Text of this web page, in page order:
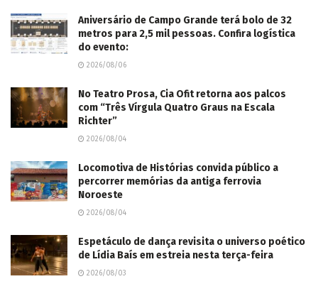
Aniversário de Campo Grande terá bolo de 32
metros para 2,5 mil pessoas. Confira logística
do evento:
2026/08/06
No Teatro Prosa, Cia Ofit retorna aos palcos
com “Três Vírgula Quatro Graus na Escala
Richter”
2026/08/04
Locomotiva de Histórias convida público a
percorrer memórias da antiga ferrovia
Noroeste
2026/08/04
Espetáculo de dança revisita o universo poético
de Lídia Baís em estreia nesta terça-feira
2026/08/03